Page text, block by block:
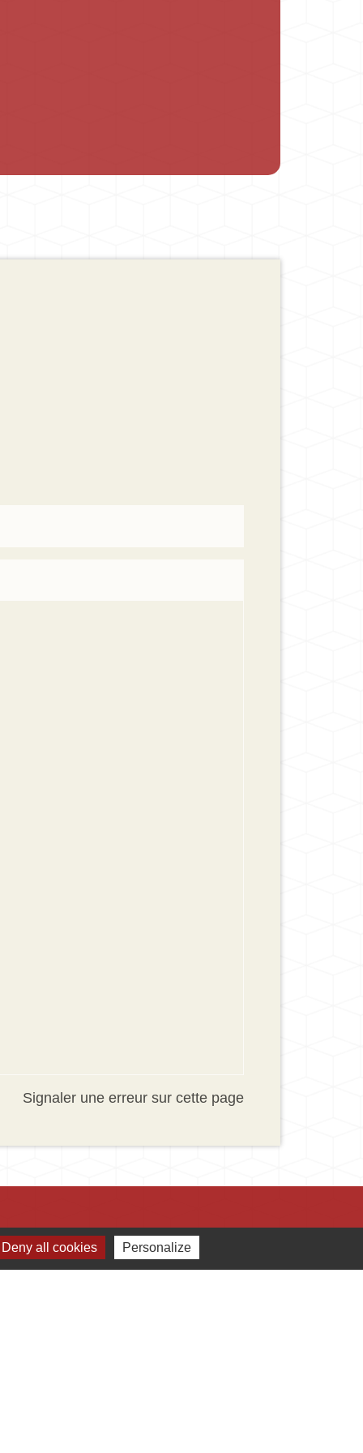
Signaler une erreur sur cette page
Deny all cookies Personalize